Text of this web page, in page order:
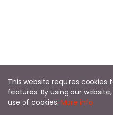
This website requires cookies
features. By using our
use of cookies. More info